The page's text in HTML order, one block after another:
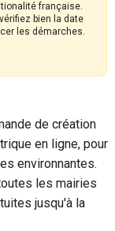
française.
bien la date
les démarches.
de création
en ligne, pour
environnantes.
les mairies
jusqu'à la